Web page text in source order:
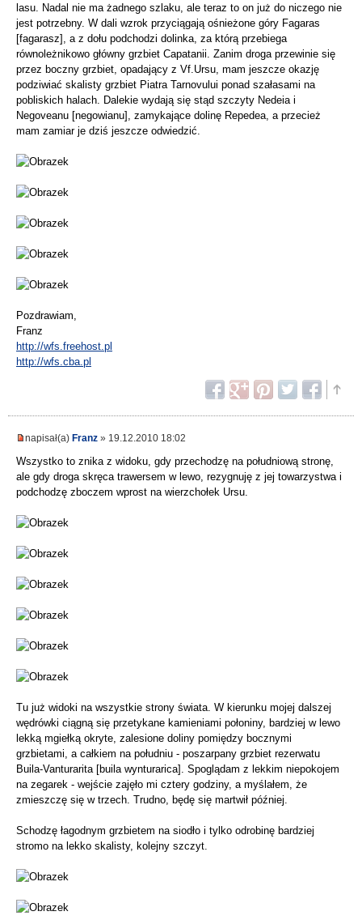
lasu. Nadal nie ma żadnego szlaku, ale teraz to on już do niczego nie
jest potrzebny. W dali wzrok przyciągają ośnieżone góry Fagaras
[fagarasz], a z dołu podchodzi dolinka, za którą przebiega
równoleżnikowo główny grzbiet Capatanii. Zanim droga przewinie się
przez boczny grzbiet, opadający z Vf.Ursu, mam jeszcze okazję
podziwiać skalisty grzbiet Piatra Tarnovului ponad szałasami na
pobliskich halach. Dalekie wydają się stąd szczyty Nedeia i
Negoveanu [negowianu], zamykające dolinę Repedea, a przecież
mam zamiar je dziś jeszcze odwiedzić.
Pozdrawiam,
Franz
http://wfs.freehost.pl
http://wfs.cba.pl
napisał(a) Franz » 19.12.2010 18:02
Wszystko to znika z widoku, gdy przechodzę na południową stronę,
ale gdy droga skręca trawersem w lewo, rezygnuję z jej towarzystwa i
podchodzę zboczem wprost na wierzchołek Ursu.
Tu już widoki na wszystkie strony świata. W kierunku mojej dalszej
wędrówki ciągną się przetykane kamieniami połoniny, bardziej w lewo
lekką mgiełką okryte, zalesione doliny pomiędzy bocznymi
grzbietami, a całkiem na południu - poszarpany grzbiet rezerwatu
Buila-Vanturarita [buila wynturarica]. Spoglądam z lekkim niepokojem
na zegarek - wejście zajęło mi cztery godziny, a myślałem, że
zmieszczę się w trzech. Trudno, będę się martwił później.
Schodzę łagodnym grzbietem na siodło i tylko odrobinę bardziej
stromo na lekko skalisty, kolejny szczyt.